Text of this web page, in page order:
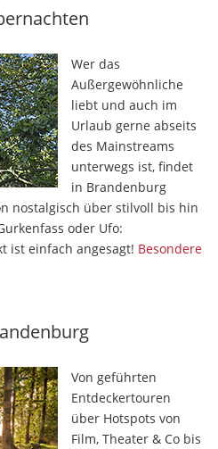
Wer das
Außergewöhnliche
liebt und auch im
Urlaub gerne abseits
des Mainstreams
unterwegs ist, findet
in Brandenburg
nostalgisch über stilvoll bis hin
oder Ufo:
ist einfach angesagt! Besondere
Von geführten
Entdeckertouren
über Hotspots von
Film, Theater & Co bis